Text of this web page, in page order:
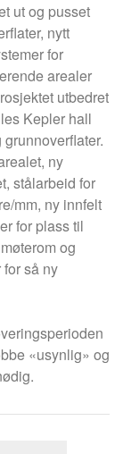
ut og pusset
nytt
for
arealer
utbedret
Kepler hall
ny
stålarbeid for
mm, ny innfelt
for plass til
og
så ny
«usynlig» og